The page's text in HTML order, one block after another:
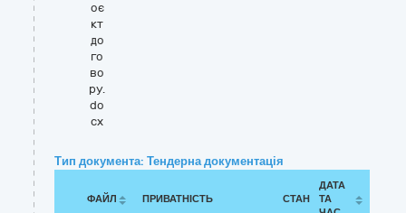
оє
кт
до
го
во
ру.
do
cx
Тип документа: Тендерна документація
ФАЙЛ ПРИВАТНІСТЬ СТАН
ДАТА
ТА